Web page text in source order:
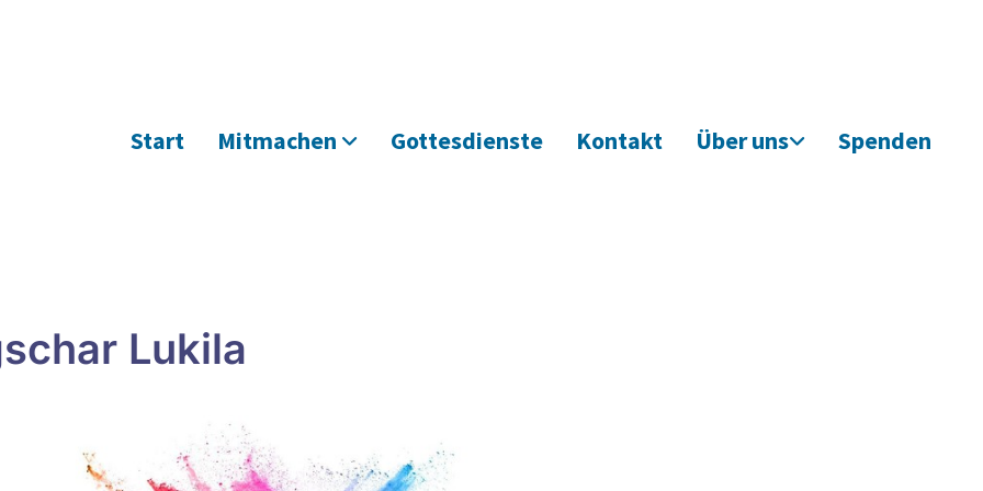
Start Mitmachen Gottesdienste Kontakt Über uns Spenden
Lukila